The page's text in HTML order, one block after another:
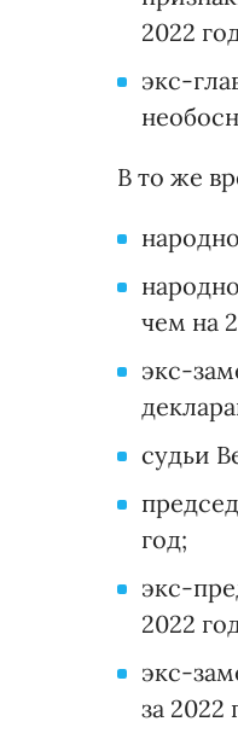
2022
экс-
В то же
чем на
экс-
судьи
год;
экс-
2022
экс-
за 2022